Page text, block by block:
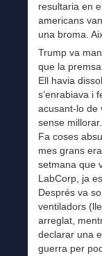
resultaria en
americans
una broma.
Trump va
que la
Ell havia
s’enrabiava i
acusant-lo de
sense
Fa coses
mes grans
setmana que
LabCorp, ja
Després va
ventiladors
arreglat,
declarar una
guerra per